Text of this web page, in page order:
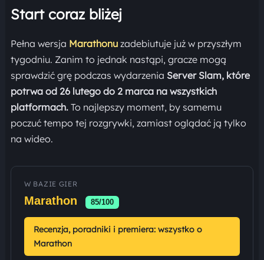
Start coraz bliżej
Pełna wersja Marathonuzadebiutuje już w przyszłym
tygodniu. Zanim to jednak nastąpi, gracze mogą
sprawdzić grę podczas wydarzenia Server Slam, które
potrwa od 26 lutego do 2 marca na wszystkich
platformach.To najlepszy moment, by samemu
poczuć tempo tej rozgrywki, zamiast oglądać ją tylko
na wideo.
W BAZIE GIER
Marathon 85/100
Recenzja, poradniki i premiera: wszystko o
Marathon